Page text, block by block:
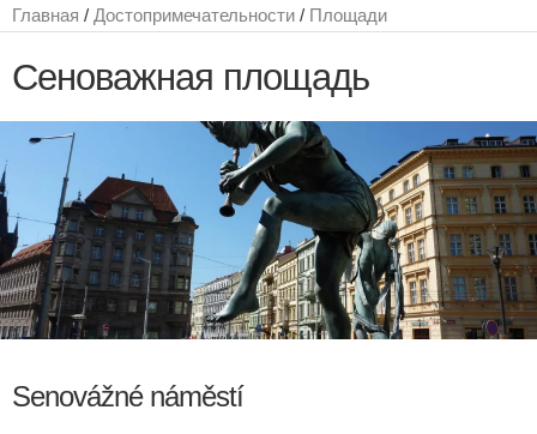
Главная / Достопримечательности / Площади
Сеноважная площадь
Senovážné náměstí